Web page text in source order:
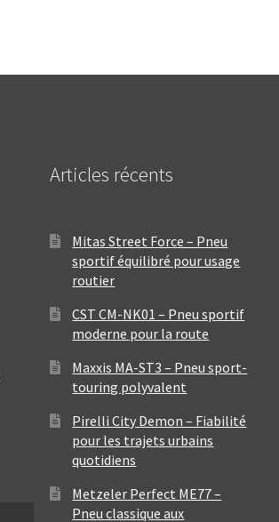
Articles récents
Mitas Street Force – Pneu
sportif équilibré pour usage
routier
CST CM-NK01 – Pneu sportif
moderne pour la route
Maxxis MA-ST3 – Pneu sport-
touring polyvalent
Pirelli City Demon – Fiabilité
pour les trajets urbains
quotidiens
Metzeler Perfect ME77 –
Pneu classique aux